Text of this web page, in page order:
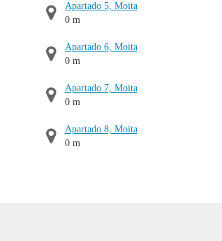
Apartado 5, Moita
0 m
Apartado 6, Moita
0 m
Apartado 7, Moita
0 m
Apartado 8, Moita
0 m